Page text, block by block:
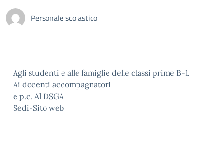
Personale scolastico
Agli studenti e alle famiglie delle classi prime B-L
Ai docenti accompagnatori
e p.c. Al DSGA
Sedi-Sito web